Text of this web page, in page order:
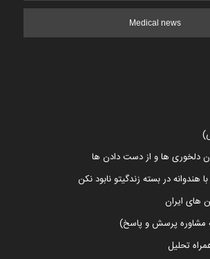
Medical news
دلخوری ها و از دست دادن ها
هندوانه در بسته زندگیتو نابود نکن
های ایران
مشاوره پرسش و پاسخ)
تحلیل